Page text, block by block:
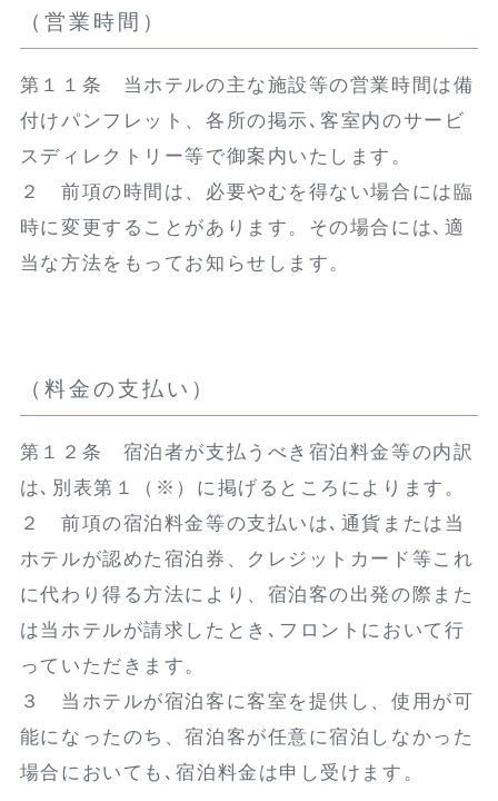
（営業時間）
第１１条 当ホテルの主な施設等の営業時間は備
付けパンフレット、各所の掲示､客室内のサービ
スディレクトリー等で御案内いたします。
２ 前項の時間は、必要やむを得ない場合には臨
時に変更することがあります。その場合には､適
当な方法をもってお知らせします。
（料金の支払い）
第１２条 宿泊者が支払うべき宿泊料金等の内訳
は､別表第１（※）に掲げるところによります。
２ 前項の宿泊料金等の支払いは､通貨または当
ホテルが認めた宿泊券、クレジットカード等これ
に代わり得る方法により、宿泊客の出発の際また
は当ホテルが請求したとき､フロントにおいて行
っていただきます。
３ 当ホテルが宿泊客に客室を提供し、使用が可
能になったのち、宿泊客が任意に宿泊しなかった
場合においても､宿泊料金は申し受けます。